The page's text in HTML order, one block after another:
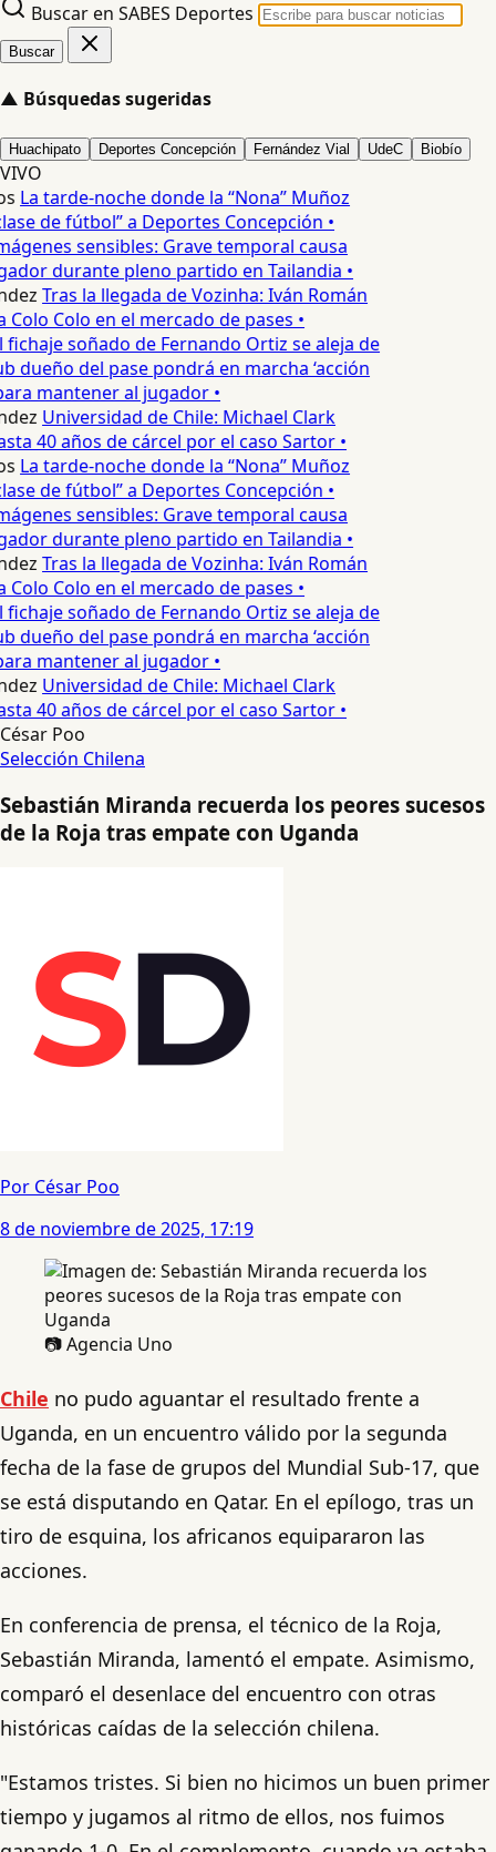
Buscar en SABES Deportes
Buscar
▲ Búsquedas sugeridas
Huachipato Deportes Concepción Fernández Vial UdeC Biobío
VIVO
La tarde-noche donde la “Nona” Muñoz
de fútbol” a Deportes Concepción •
sensibles: Grave temporal causa
durante pleno partido en Tailandia •
Tras la llegada de Vozinha: Iván Román
Colo en el mercado de pases •
fichaje soñado de Fernando Ortiz se aleja de
dueño del pase pondrá en marcha ‘acción
mantener al jugador •
Universidad de Chile: Michael Clark
40 años de cárcel por el caso Sartor •
La tarde-noche donde la “Nona” Muñoz
de fútbol” a Deportes Concepción •
sensibles: Grave temporal causa
durante pleno partido en Tailandia •
Tras la llegada de Vozinha: Iván Román
Colo en el mercado de pases •
fichaje soñado de Fernando Ortiz se aleja de
dueño del pase pondrá en marcha ‘acción
mantener al jugador •
Universidad de Chile: Michael Clark
40 años de cárcel por el caso Sartor •
César Poo
Selección Chilena
Sebastián Miranda recuerda los peores sucesos
de la Roja tras empate con Uganda
Por César Poo
8 de noviembre de 2025, 17:19
📷 Agencia Uno
Chile no pudo aguantar el resultado frente a
Uganda, en un encuentro válido por la segunda
fecha de la fase de grupos del Mundial Sub-17, que
se está disputando en Qatar. En el epílogo, tras un
tiro de esquina, los africanos equipararon las
acciones.
En conferencia de prensa, el técnico de la Roja,
Sebastián Miranda, lamentó el empate. Asimismo,
comparó el desenlace del encuentro con otras
históricas caídas de la selección chilena.
"Estamos tristes. Si bien no hicimos un buen primer
tiempo y jugamos al ritmo de ellos, nos fuimos